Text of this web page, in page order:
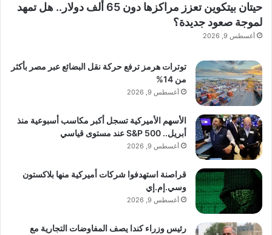
حيتان بيتكوين تعزز مراكزها دون 65 ألف دولار.. هل تمهد
لموجة صعود جديدة؟
أغسطس 9, 2026
توترات هرمز ترفع حركة نقل البضائع عبر مصر بأكثر
من 14%
أغسطس 9, 2026
الأسهم الأميركية تسجل أكبر مكاسب أسبوعية منذ
أبريل.. S&P 500 عند مستوى قياسي
أغسطس 9, 2026
قراصنة استهدفوا شركات أميركية منها بلاكستون
وسي.إم.إي
أغسطس 9, 2026
رئيس وزراء كندا يصف المفاوضات التجارية مع